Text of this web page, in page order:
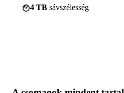
4 TB sávszélesség